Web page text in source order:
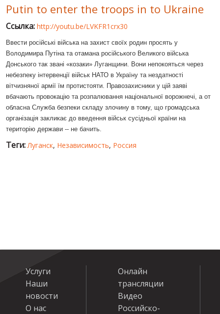
УСЛУГИ
Putin to enter the troops in to Ukraine
Ссылка: http://youtu.be/LVKFR1crx30
Ввести російські війська на захист своїх родин просять у
Володимира Путіна та отамана російського Великого війська
Донського так звані «козаки» Луганщини. Вони непокояться через
небезпеку інтервенції військ НАТО в Україну та нездатності
вітчизняної армії їм протистояти. Правозахисники у цій заяві
вбачають провокацію та розпалювання національної ворожнечі, а от
обласна Служба безпеки складу злочину в тому, що громадська
організація закликає до введення військ сусідньої країни на
територію держави -- не бачить.
Теги:Луганск, Независимость, Россия
Услуги
Наши
новости
О нас
Онлайн
трансляции
Видео
Российско-